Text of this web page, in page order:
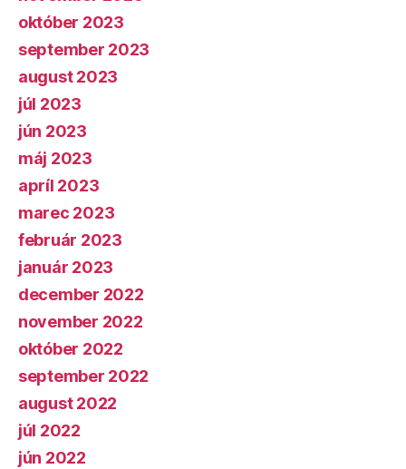
október 2023
september 2023
august 2023
júl 2023
jún 2023
máj 2023
apríl 2023
marec 2023
február 2023
január 2023
december 2022
november 2022
október 2022
september 2022
august 2022
júl 2022
jún 2022